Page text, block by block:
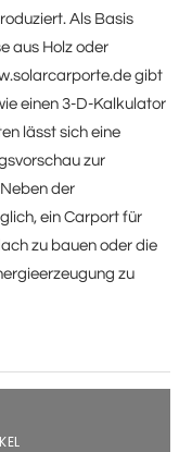
Als Basis
aus Holz oder
gibt
einen 3-D-Kalkulator
lässt sich eine
zur
der
ein Carport für
zu bauen oder die
zu